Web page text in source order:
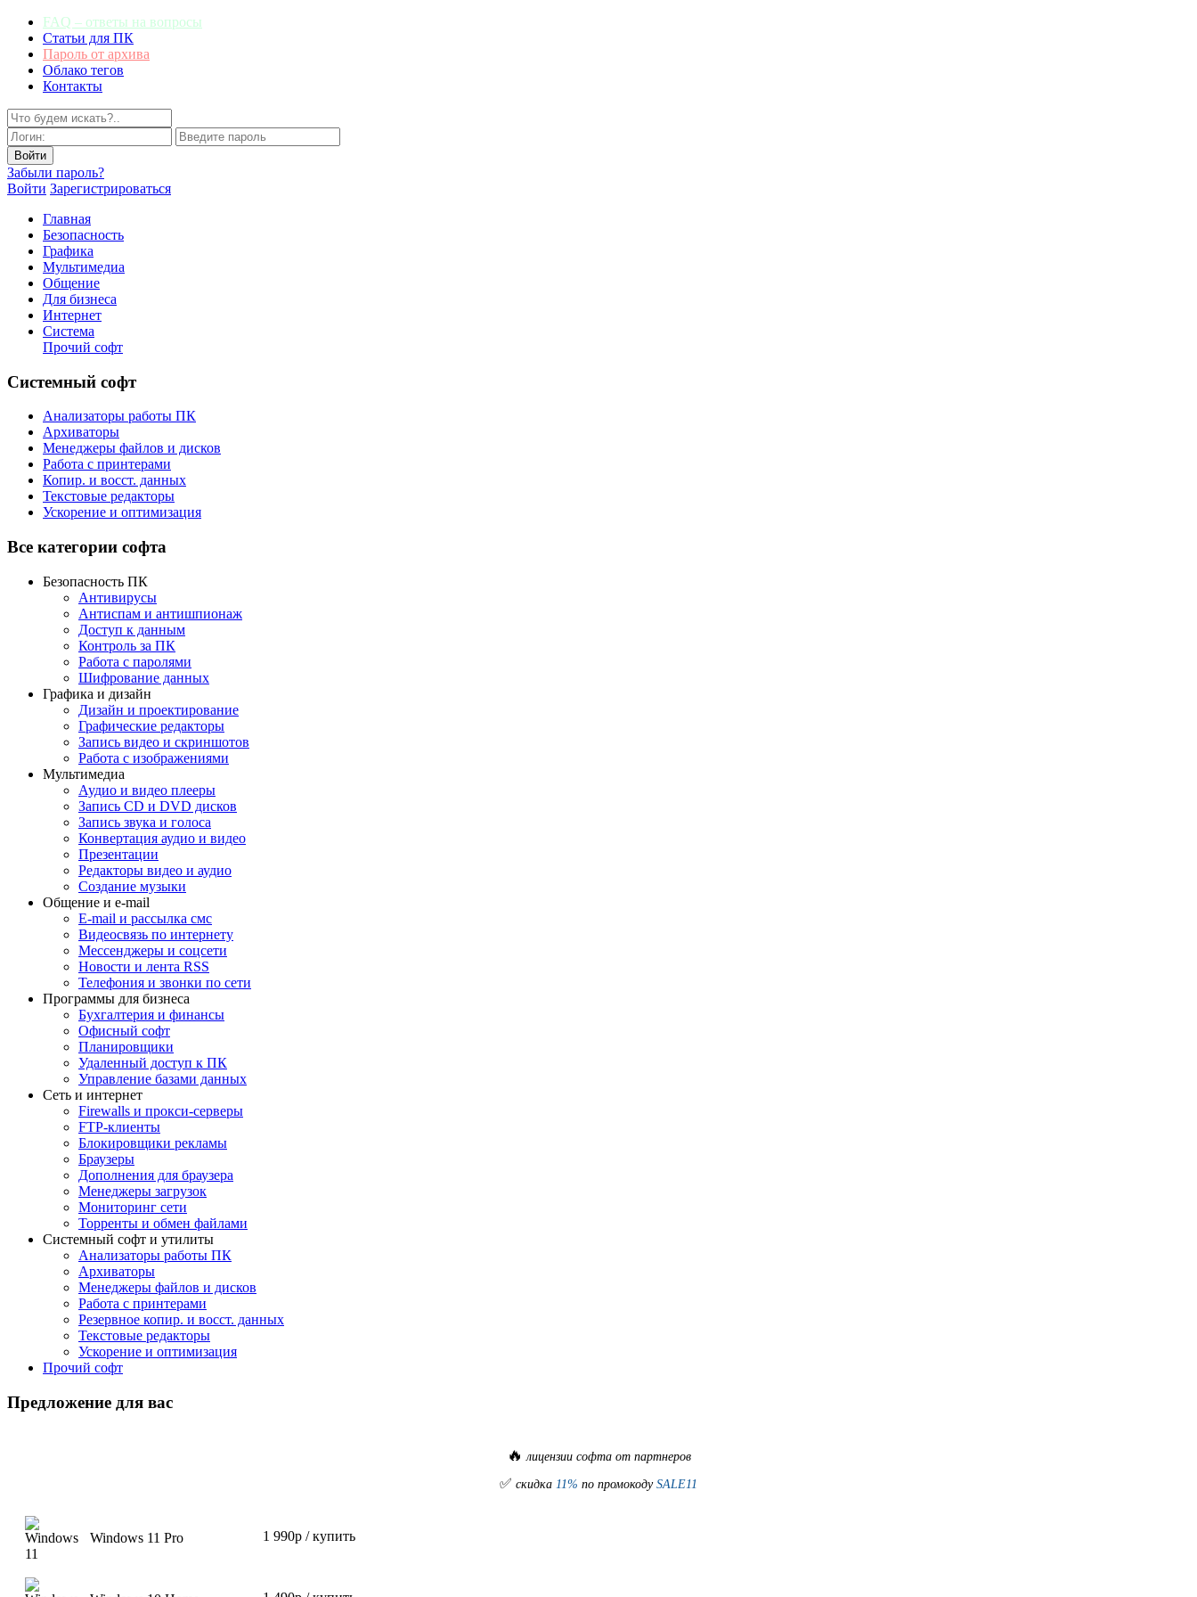
FAQ – ответы на вопросы
Статьи для ПК
Пароль от архива
Облако тегов
Контакты
Забыли пароль?
Войти Зарегистрироваться
Главная
Безопасность
Графика
Мультимедиа
Общение
Для бизнеса
Интернет
Система
Прочий софт
Системный софт
Анализаторы работы ПК
Архиваторы
Менеджеры файлов и дисков
Работа с принтерами
Копир. и восст. данных
Текстовые редакторы
Ускорение и оптимизация
Все категории софта
Безопасность ПК
Антивирусы
Антиспам и антишпионаж
Доступ к данным
Контроль за ПК
Работа с паролями
Шифрование данных
Графика и дизайн
Дизайн и проектирование
Графические редакторы
Запись видео и скриншотов
Работа с изображениями
Мультимедиа
Аудио и видео плееры
Запись CD и DVD дисков
Запись звука и голоса
Конвертация аудио и видео
Презентации
Редакторы видео и аудио
Создание музыки
Общение и e-mail
E-mail и рассылка смс
Видеосвязь по интернету
Мессенджеры и соцсети
Новости и лента RSS
Телефония и звонки по сети
Программы для бизнеса
Бухгалтерия и финансы
Офисный софт
Планировщики
Удаленный доступ к ПК
Управление базами данных
Сеть и интернет
Firewalls и прокси-серверы
FTP-клиенты
Блокировщики рекламы
Браузеры
Дополнения для браузера
Менеджеры загрузок
Мониторинг сети
Торренты и обмен файлами
Системный софт и утилиты
Анализаторы работы ПК
Архиваторы
Менеджеры файлов и дисков
Работа с принтерами
Резервное копир. и восст. данных
Текстовые редакторы
Ускорение и оптимизация
Прочий софт
Предложение для вас
🔥 лицензии софта от партнеров
✅ скидка 11% по промокоду SALE11
Windows 11 Pro 1 990р / купить